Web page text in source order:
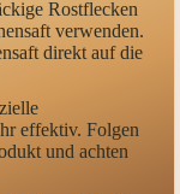
Rostflecken
verwenden.
direkt auf die
effektiv. Folgen
und achten